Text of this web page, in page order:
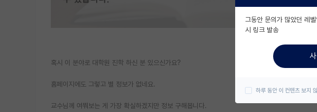
혹시 이 분야로 대학원 진학 하신 분 있으신가요?
홈페이지에도 그렇고 별 정보가 없네요.
교수님께 여쭤보는 게 가장 확실하겠지만 정보 구해봅니다.
그동안 문의가 많았던 레
시 링크 발송
하루 동안 이 컨텐츠 보지 않